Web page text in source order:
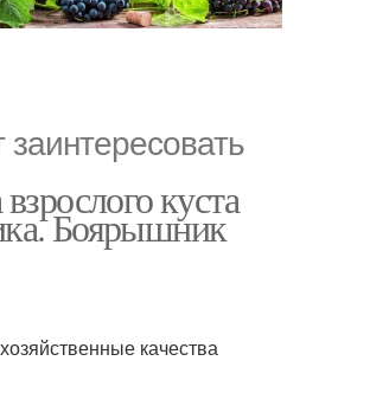
куста
Боярышник
качества